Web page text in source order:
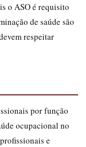
o ASO é requisito
de saúde são
respeitar
por função
ocupacional no
e